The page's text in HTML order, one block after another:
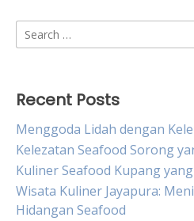
Search
for:
Recent Posts
Menggoda Lidah dengan
Kelezatan Seafood Sorong
Kuliner Seafood Kupang
Wisata Kuliner Jayapura:
Hidangan Seafood